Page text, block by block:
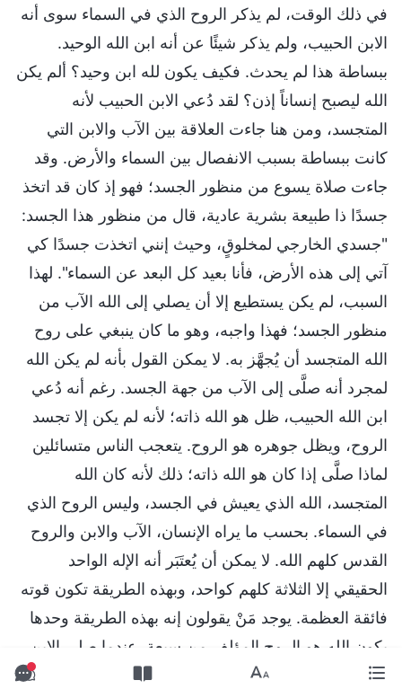
في ذلك الوقت، لم يذكر الروح الذي في السماء سوى أنه
الابن الحبيب، ولم يذكر شيئًا عن أنه ابن الله الوحيد.
ببساطة هذا لم يحدث. فكيف يكون لله ابن وحيد؟ ألم يكن
الله ليصبح إنساناً إذن؟ لقد دُعي الابن الحبيب لأنه
المتجسد، ومن هنا جاءت العلاقة بين الآب والابن التي
كانت ببساطة بسبب الانفصال بين السماء والأرض. وقد
جاءت صلاة يسوع من منظور الجسد؛ فهو إذ كان قد اتخذ
جسدًا ذا طبيعة بشرية عادية، قال من منظور هذا الجسد:
"جسدي الخارجي لمخلوقٍ، وحيث إنني اتخذت جسدًا كي
آتي إلى هذه الأرض، فأنا بعيد كل البعد عن السماء". لهذا
السبب، لم يكن يستطيع إلا أن يصلي إلى الله الآب من
منظور الجسد؛ فهذا واجبه، وهو ما كان ينبغي على روح
الله المتجسد أن يُجهَّز به. لا يمكن القول بأنه لم يكن الله
لمجرد أنه صلَّى إلى الآب من جهة الجسد. رغم أنه دُعي
ابن الله الحبيب، ظل هو الله ذاته؛ لأنه لم يكن إلا تجسد
الروح، ويظل جوهره هو الروح. يتعجب الناس متسائلين
لماذا صلَّى إذا كان هو الله ذاته؛ ذلك لأنه كان الله
المتجسد، الله الذي يعيش في الجسد، وليس الروح الذي
في السماء. بحسب ما يراه الإنسان، الآب والابن والروح
القدس كلهم الله. لا يمكن أن يُعتَبَر أنه الإله الواحد
الحقيقي إلا الثلاثة كلهم كواحد، وبهذه الطريقة تكون قوته
فائقة العظمة. يوجد مَنْ يقولون إنه بهذه الطريقة وحدها
يكون الله هو الروح المؤلف من سبعة. عندما صلى الابن
بعد مجيئه، فهذا كان الروح الذي صلى إليه. إنه في الواقع